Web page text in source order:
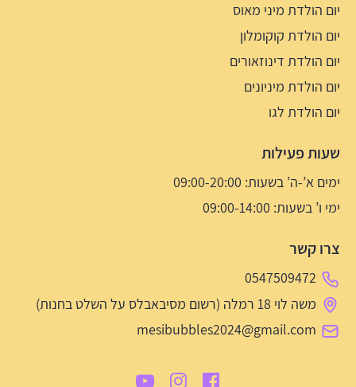
יום הולדת מיני מאוס
יום הולדת קוקומלון
יום הולדת דינוזאורים
יום הולדת מיניונים
יום הולדת לגו
שעות פעילות
ימים א’-ה’ בשעות: 09:00-20:00
ימי ו’ בשעות: 09:00-14:00
צרו קשר
0547509472
משה לוי 18 רמלה (רשום מסיבאבלס על השלט בחנות)
mesibubbles2024@gmail.com